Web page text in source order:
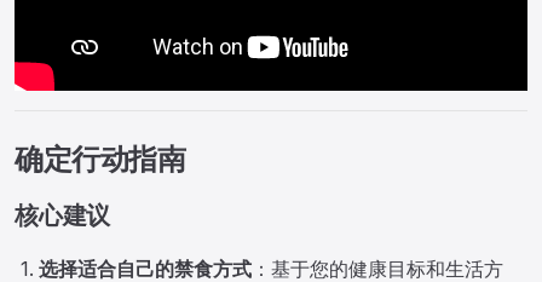
确定行动指南
核心建议
选择适合自己的禁食方式 ：基于您的健康目标和生活方